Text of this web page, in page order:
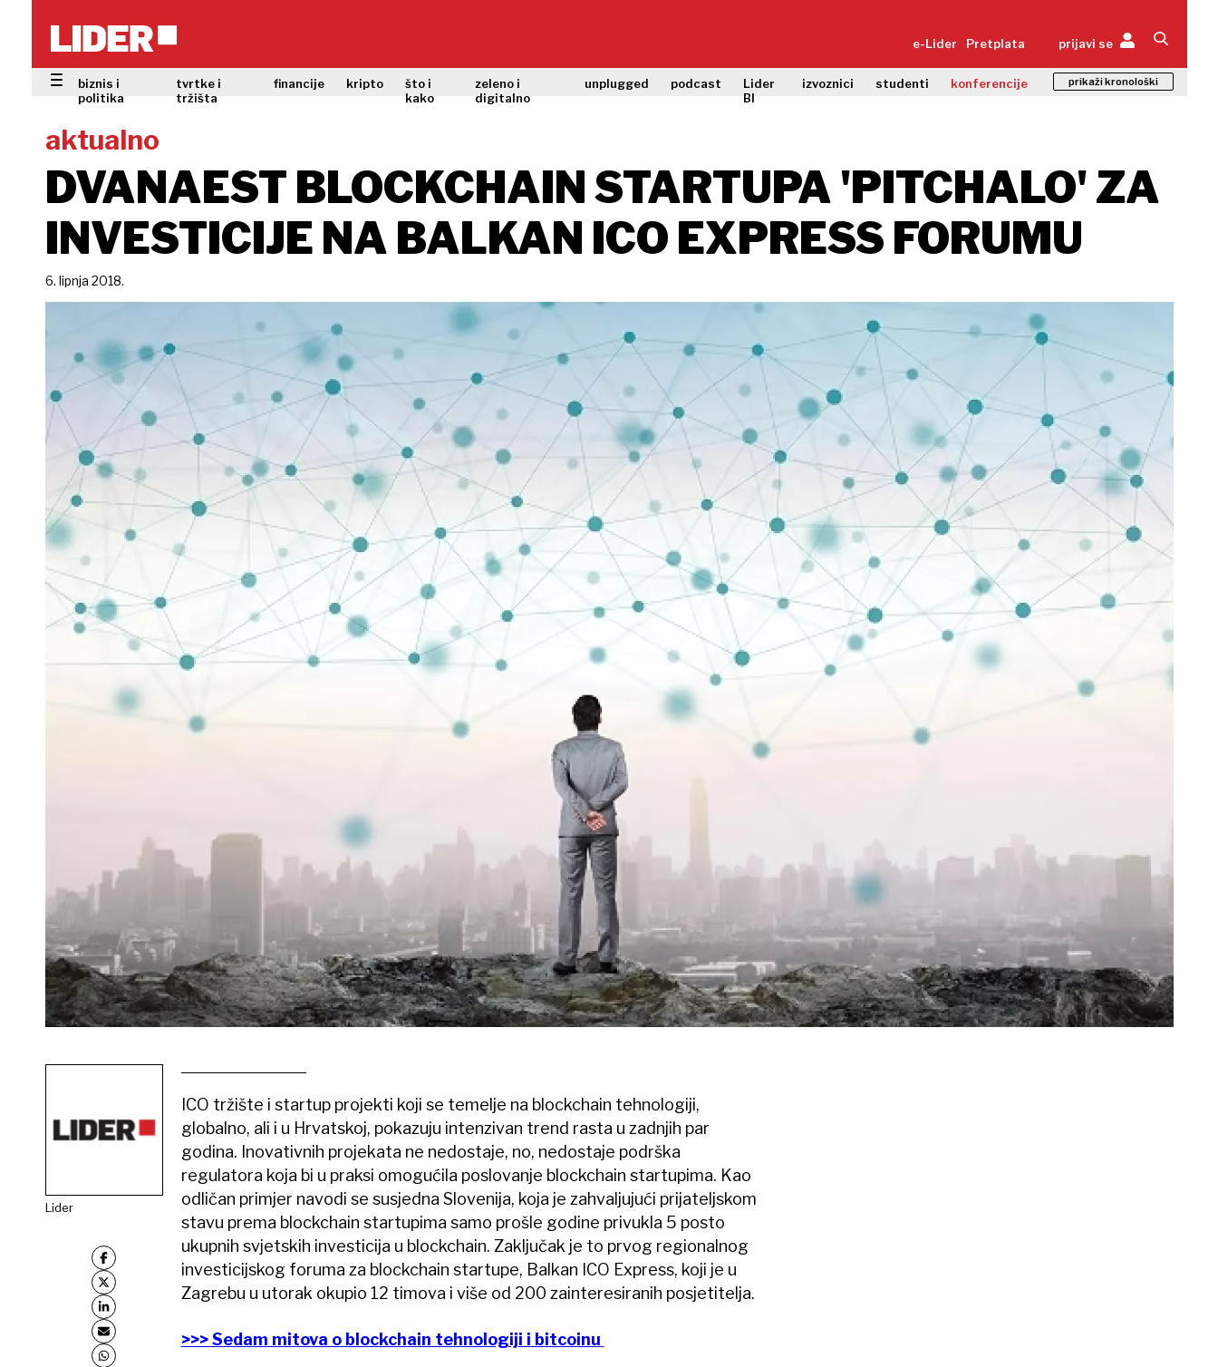
e-Lider Pretplata prijavi se
biznis i
politika
tvrtke i
tržišta
financije kripto
što i
kako
zeleno i
digitalno
unplugged podcast
Lider
BI
izvoznici studenti konferencije prikaži kronološki
aktualno
DVANAEST BLOCKCHAIN STARTUPA 'PITCHALO' ZA
INVESTICIJE NA BALKAN ICO EXPRESS FORUMU
6. lipnja 2018.
Lider
ICO tržište i startup projekti koji se temelje na blockchain tehnologiji,
globalno, ali i u Hrvatskoj, pokazuju intenzivan trend rasta u zadnjih par
godina. Inovativnih projekata ne nedostaje, no, nedostaje podrška
regulatora koja bi u praksi omogućila poslovanje blockchain startupima. Kao
odličan primjer navodi se susjedna Slovenija, koja je zahvaljujući prijateljskom
stavu prema blockchain startupima samo prošle godine privukla 5 posto
ukupnih svjetskih investicija u blockchain. Zaključak je to prvog regionalnog
investicijskog foruma za blockchain startupe, Balkan ICO Express, koji je u
Zagrebu u utorak okupio 12 timova i više od 200 zainteresiranih posjetitelja.
>>> Sedam mitova o blockchain tehnologiji i bitcoinu